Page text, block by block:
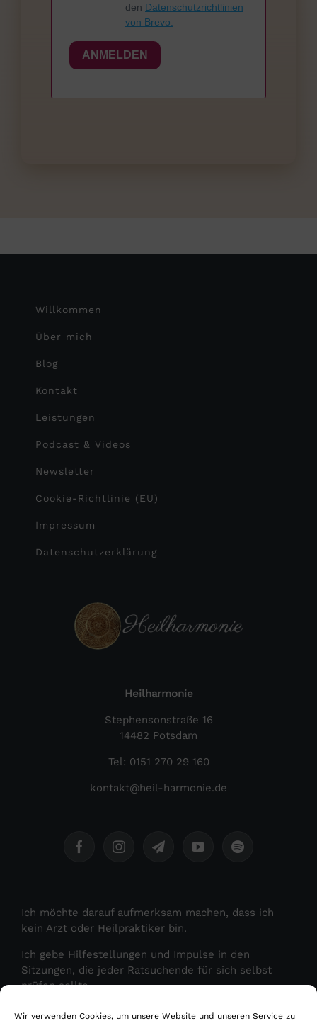
Wir verwenden Cookies, um unsere Website und unseren Service zu
den Datenschutzrichtlinien
von Brevo.
ANMELDEN
Willkommen
Über mich
Blog
Kontakt
Leistungen
Podcast & Videos
Newsletter
Cookie-Richtlinie (EU)
Impressum
Datenschutzerklärung
Heilharmonie
Stephensonstraße 16
14482 Potsdam
Tel: 0151 270 29 160
kontakt@heil-harmonie.de
Ich möchte darauf aufmerksam machen, dass ich
kein Arzt oder Heilpraktiker bin.
Ich gebe Hilfestellungen und Impulse in den
Sitzungen, die jeder Ratsuchende für sich selbst
prüfen sollte.
Ich gebe keine Heilversprechen und meine